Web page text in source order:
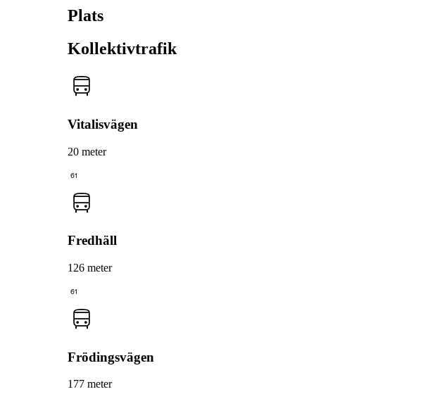
Plats
Kollektivtrafik
Vitalisvägen
20 meter
61
Fredhäll
126 meter
61
Frödingsvägen
177 meter